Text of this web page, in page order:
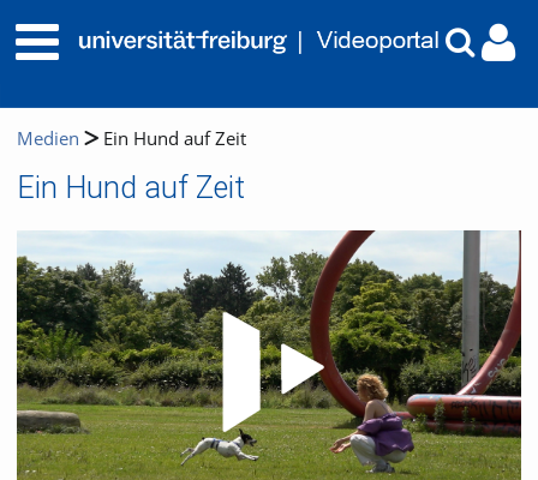
Medien Ein Hund auf Zeit
Ein Hund auf Zeit